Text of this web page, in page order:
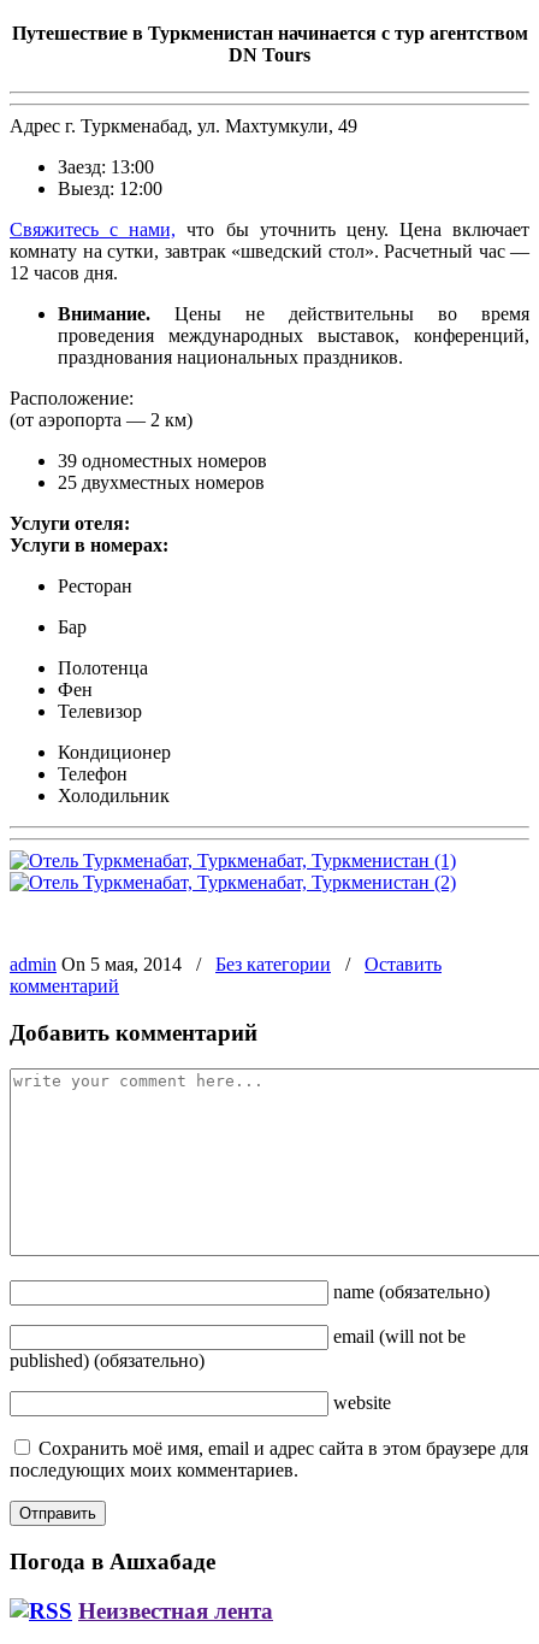
Путешествие в Туркменистан начинается с тур агентством
DN Tours
Aдрес г. Туркменабад, ул. Махтумкули, 49
Заезд: 13:00
Выезд: 12:00
Свяжитесь с нами, что бы уточнить цену. Цена включает
комнату на сутки, завтрак «шведский стол». Расчетный час —
12 часов дня.
Внимание.
Цены не действительны во время
проведения международных выставок, конференций,
празднования национальных праздников.
Расположение:
(от аэропорта — 2 км)
39 одноместных номеров
25 двухместных номеров
Услуги отеля:
Услуги в номерах:
Ресторан
Бар
Полотенца
Фен
Телевизор
Кондиционер
Телефон
Холодильник
admin On 5 мая, 2014 / Без категории / Оставить
комментарий
Добавить комментарий
name (обязательно)
email (will not be
published) (обязательно)
website
Сохранить моё имя, email и адрес сайта в этом браузере для
последующих моих комментариев.
Погода в Ашхабаде
Неизвестная лента